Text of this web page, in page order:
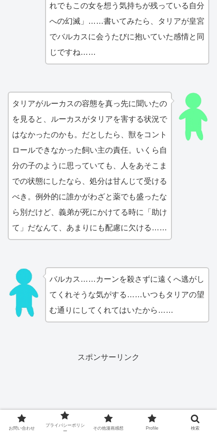
れでもこの女を想う気持ちが残っている自分
への幻滅」……書いてみたら、タリアが皇宮
でバルカスに会うたびに抱いていた感情と同
じですね……
タリアがルーカスの容態を真っ先に聞いたの
を見ると、ルーカスがタリアを害する状況で
はなかったのかも。だとしたら、獣をコント
ロールできなかった飼い主の責任。いくら自
分の子のように思っていても、人をあそこま
での状態にしたなら、処分は甘んじて受ける
べき。例外的に誰かがわざと薬でも盛ったな
ら別だけど、義弟が死にかけてる時に「助け
て」だなんて、あまりにも配慮に欠ける……
バルカス……カーンを殺さずに遠くへ逃がし
てくれそうな気がする……いつもタリアの望
む通りにしてくれてはいたから……
スポンサーリンク
お問い合わせ
プライバシーポリシ
ー
その他漫画感想 Profile 検索